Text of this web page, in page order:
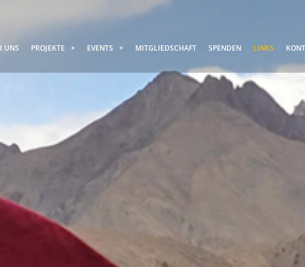
UNS PROJEKTE EVENTS MITGLIEDSCHAFT SPENDEN LINKS